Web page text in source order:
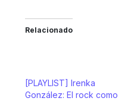
Relacionado
[PLAYLIST] Irenka
González: El rock como